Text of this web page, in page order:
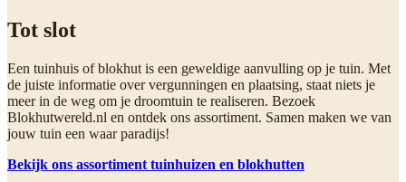
Tot slot
Een tuinhuis of blokhut is een geweldige aanvulling op je tuin. Met
de juiste informatie over vergunningen en plaatsing, staat niets je
meer in de weg om je droomtuin te realiseren. Bezoek
Blokhutwereld.nl en ontdek ons assortiment. Samen maken we van
jouw tuin een waar paradijs!
Bekijk ons assortiment tuinhuizen en blokhutten